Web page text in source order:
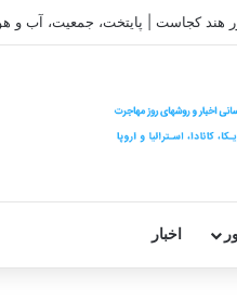
هند کجاست | پایتخت، جمعیت، آب و
اخبار